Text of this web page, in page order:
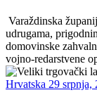
Varaždinska
udrugama,
domovinske
vojno-redarstvene
Hrvatska 29 srpnja,